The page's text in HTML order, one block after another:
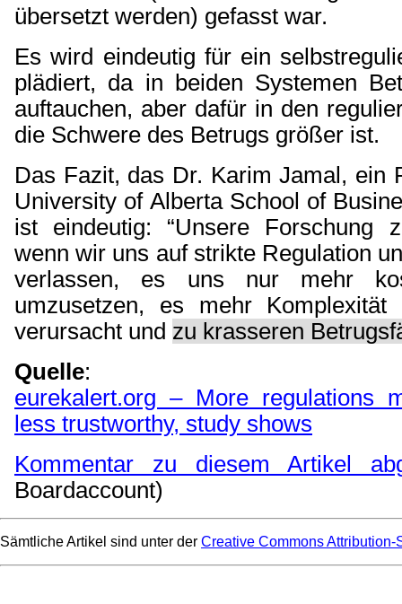
übersetzt werden) gefasst war.
Es wird eindeutig für ein
plädiert, da in beiden Systemen
auftauchen, aber dafür in den
die Schwere des Betrugs größer ist.
Das Fazit, das Dr. Karim Jamal, ein
University of Alberta School of
ist eindeutig: “Unsere Forschung
wenn wir uns auf strikte Regulation
verlassen, es uns nur mehr
umzusetzen, es mehr Komplexität
verursacht und zu krasseren
Quelle:
eurekalert.org – More regulations
less trustworthy, study shows
Kommentar zu diesem Artikel
Boardaccount)
Sämtliche Artikel sind unter der Creative Commons